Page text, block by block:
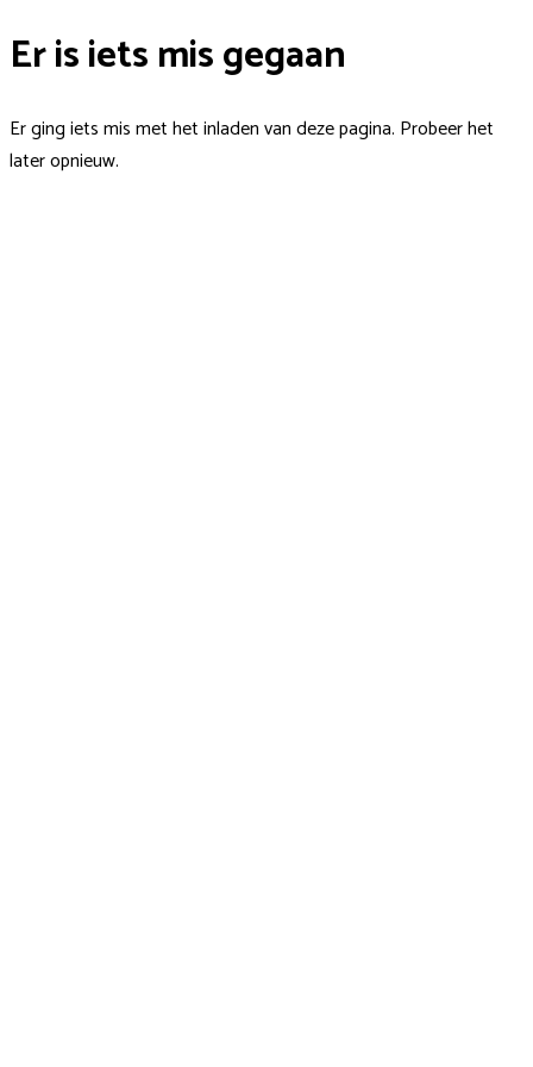
Er is iets mis gegaan
Er ging iets mis met het inladen van deze pagina. Probeer het
later opnieuw.